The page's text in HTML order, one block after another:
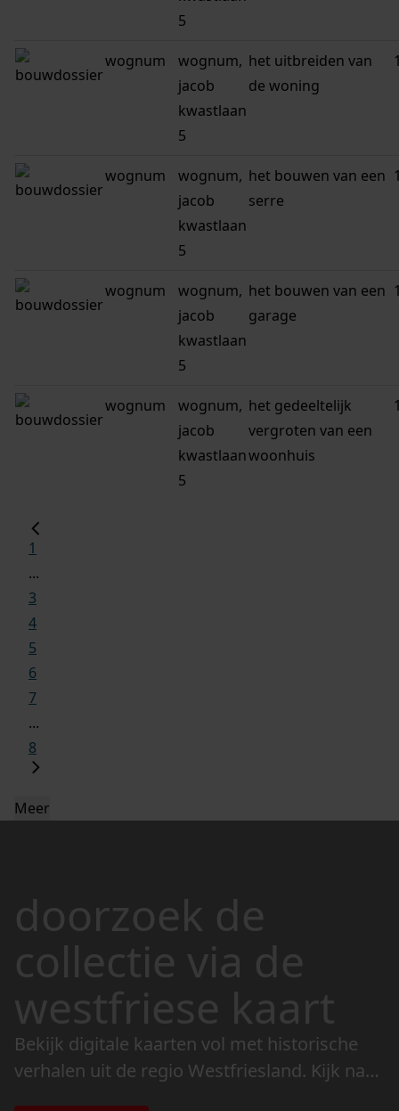
5
wognum
wognum,
jacob
kwastlaan
5
het uitbreiden van
de woning
wognum
wognum,
jacob
kwastlaan
5
het bouwen van een
serre
wognum
wognum,
jacob
kwastlaan
5
het bouwen van een
garage
wognum
wognum,
jacob
kwastlaan
5
het gedeeltelijk
vergroten van een
woonhuis
1
...
3
4
5
6
7
...
8
Meer
doorzoek de
collectie via de
westfriese kaart
Bekijk digitale kaarten vol met historische
verhalen uit de regio Westfriesland. Kijk naar